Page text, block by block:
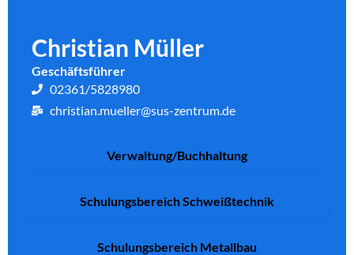
Verwaltung/Buchhaltung
Schulungsbereich Schweißtechnik
Schulungsbereich Metallbau
Christian Müller
Geschäftsführer
02361/5828980
christian.mueller@sus-zentrum.de